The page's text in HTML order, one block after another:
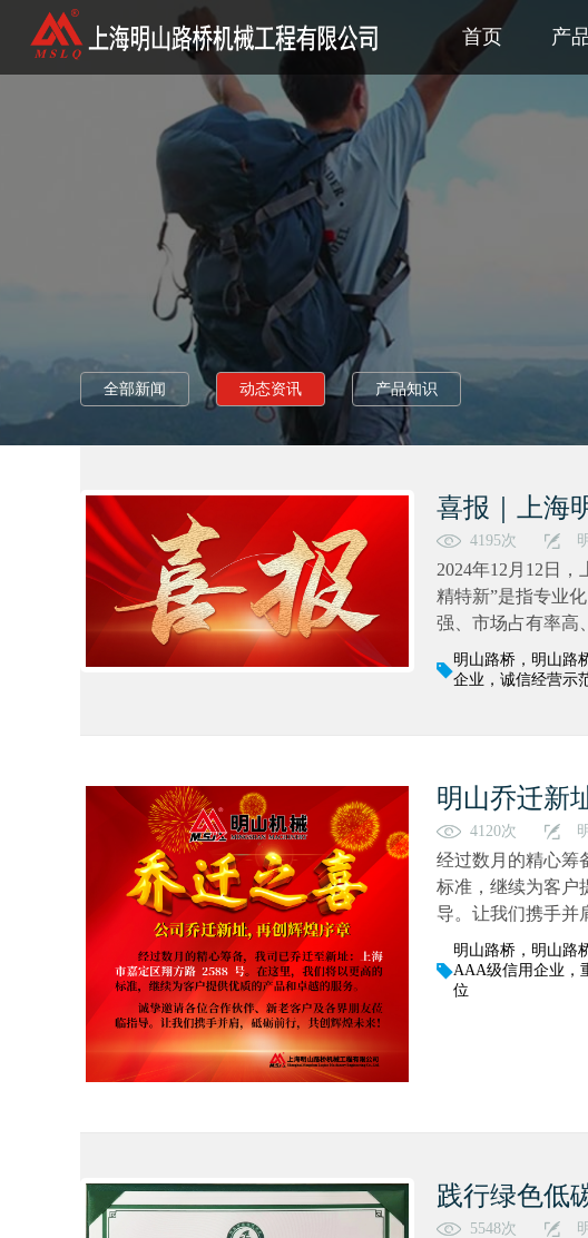
首页
首页
产
产
全部新闻 动态资讯 产品知识
喜报｜上海
4195次
2024年12月12日
精特新”是指专业
强、市场占有率高
明山路桥，明山路
企业，诚信经营示
明山乔迁新
4120次
经过数月的精心筹
标准，继续为客户
导。让我们携手并
明山路桥，明山路
AAA级信用企业，
位
践行绿色低
5548次